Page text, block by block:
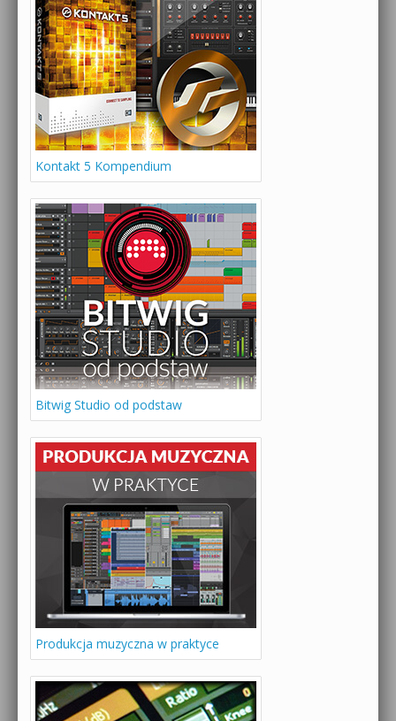
Kontakt 5 Kompendium
Bitwig Studio od podstaw
Produkcja muzyczna w praktyce